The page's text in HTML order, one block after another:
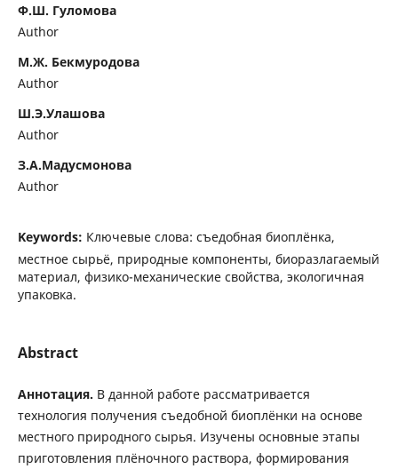
Ф.Ш. Гуломова
Author
М.Ж. Бекмуродова
Author
Ш.Э.Улашова
Author
З.А.Мадусмонова
Author
Keywords: Ключевые слова: съедобная биоплёнка,
местное сырьё, природные компоненты, биоразлагаемый
материал, физико-механические свойства, экологичная
упаковка.
Abstract
Аннотация. В данной работе рассматривается
технология получения съедобной биоплёнки на основе
местного природного сырья. Изучены основные этапы
приготовления плёночного раствора, формирования